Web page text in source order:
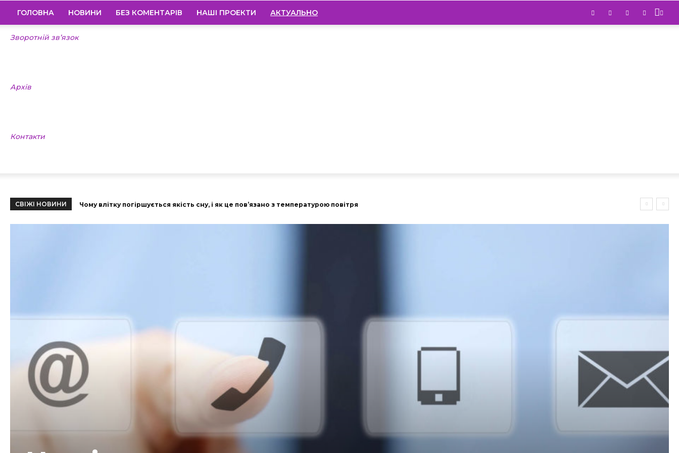
ГОЛОВНА НОВИНИ БЕЗ КОМЕНТАРІВ НАШІ ПРОЕКТИ АКТУАЛЬНО
Зворотній зв’язок
Архів
Контакти
СВІЖІ НОВИНИ Чому влітку погіршується якість сну, і як це пов’язано з температурою повітря